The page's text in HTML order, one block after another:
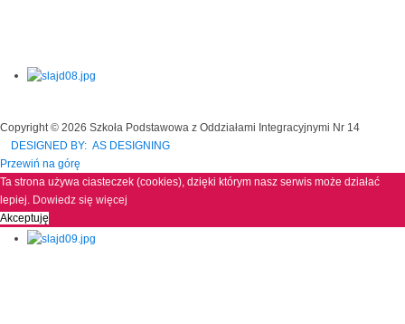
Copyright © 2026 Szkoła Podstawowa z Oddziałami Integracyjnymi Nr 14
DESIGNED BY: AS DESIGNING
Przewiń na górę
Ta strona używa ciasteczek (cookies), dzięki którym nasz serwis może działać
lepiej. Dowiedz się więcej
Akceptuję